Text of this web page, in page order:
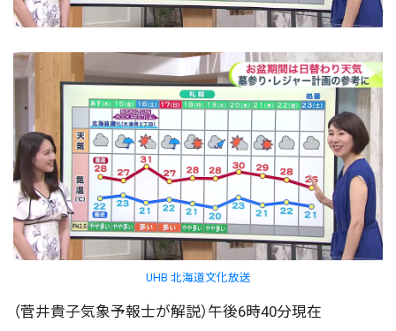
UHB 北海道文化放送
（菅井貴子気象予報士が解説）午後6時40分現在